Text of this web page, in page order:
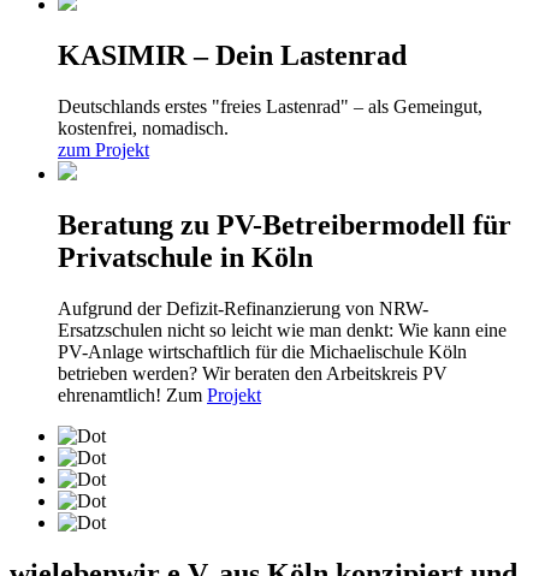
KASIMIR – Dein Lastenrad
Deutschlands erstes "freies Lastenrad" – als Gemeingut,
kostenfrei, nomadisch.
zum Projekt
Beratung zu PV-Betreibermodell für
Privatschule in Köln
Aufgrund der Defizit-Refinanzierung von NRW-
Ersatzschulen nicht so leicht wie man denkt: Wie kann eine
PV-Anlage wirtschaftlich für die Michaelischule Köln
betrieben werden? Wir beraten den Arbeitskreis PV
ehrenamtlich! Zum Projekt